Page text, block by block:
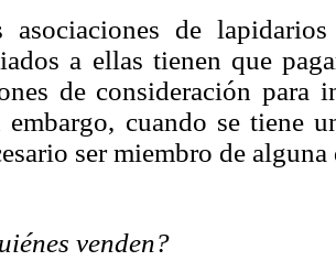
asociaciones de
a ellas tienen que
de consideración para
embargo, cuando se tiene
ser miembro de alguna
venden?